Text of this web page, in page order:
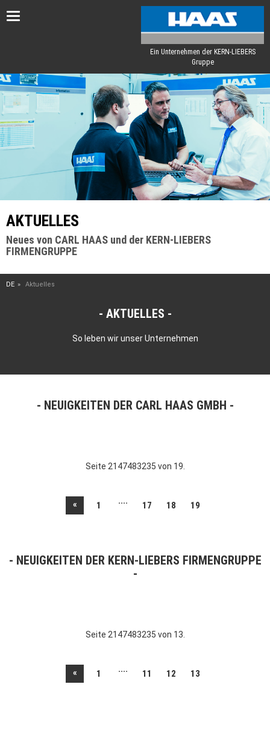
Toggle
Ein Unternehmen der KERN-LIEBERS
Gruppe
AKTUELLES
Neues von CARL HAAS und der KERN-LIEBERS
FIRMENGRUPPE
DE Aktuelles
AKTUELLES
So leben wir unser Unternehmen
NEUIGKEITEN DER CARL HAAS GMBH
Seite 2147483235 von 19.
« 1 .... 17 18 19
NEUIGKEITEN DER KERN-LIEBERS FIRMENGRUPPE
Seite 2147483235 von 13.
« 1 .... 11 12 13